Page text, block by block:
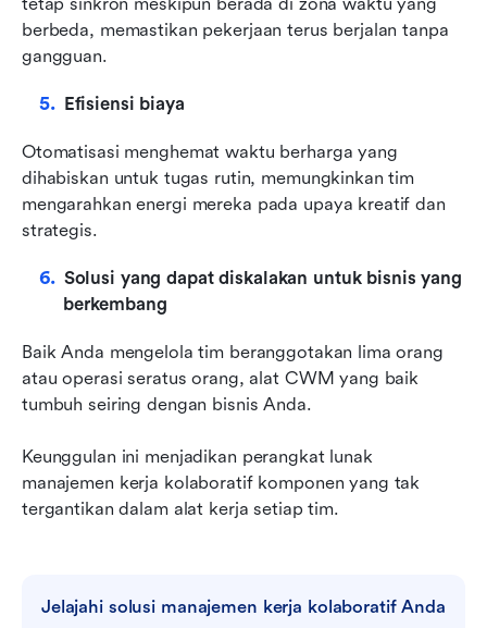
berbeda, memastikan pekerjaan terus berjalan tanpa
gangguan.
Efisiensi biaya
Otomatisasi menghemat waktu berharga yang
dihabiskan untuk tugas rutin, memungkinkan tim
mengarahkan energi mereka pada upaya kreatif dan
strategis.
Solusi yang dapat diskalakan untuk bisnis yang
berkembang
Baik Anda mengelola tim beranggotakan lima orang
atau operasi seratus orang, alat CWM yang baik
tumbuh seiring dengan bisnis Anda.
Keunggulan ini menjadikan perangkat lunak
manajemen kerja kolaboratif komponen yang tak
tergantikan dalam alat kerja setiap tim.
Jelajahi solusi manajemen kerja kolaboratif Anda